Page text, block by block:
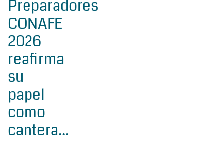
Preparadores
CONAFE
2026
reafirma
su
papel
como
cantera...